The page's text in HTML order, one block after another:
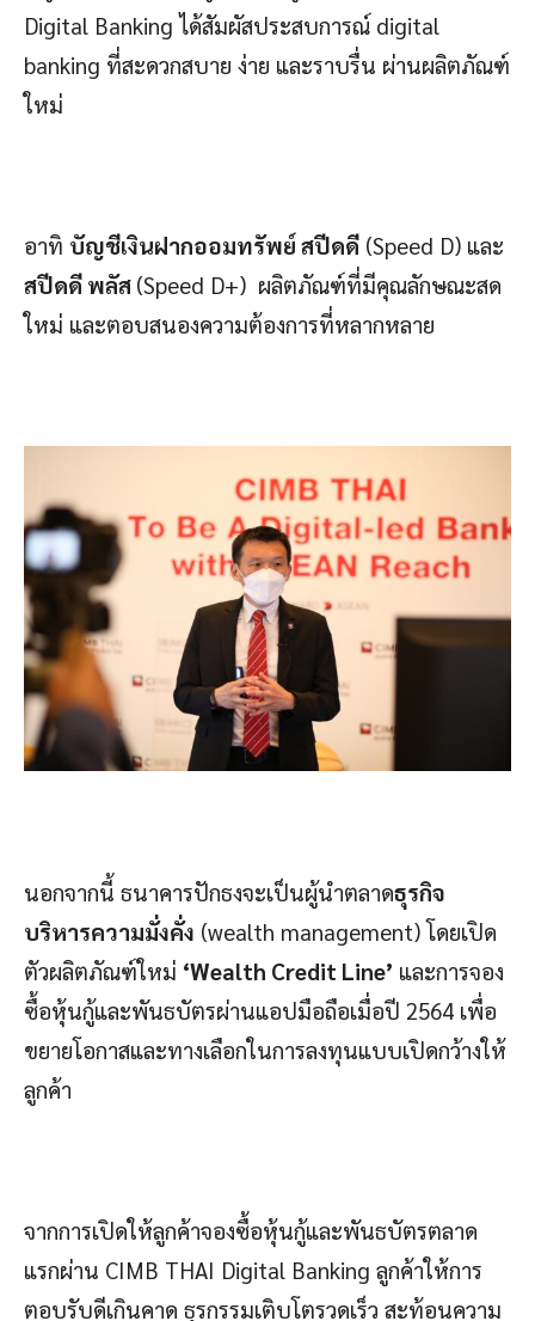
Digital Banking ได้สัมผัสประสบการณ์ digital
banking ที่สะดวกสบาย ง่าย และราบรื่น ผ่านผลิตภัณฑ์
ใหม่
อาทิ บัญชีเงินฝากออมทรัพย์ สปีดดี (Speed D) และ
สปีดดี พลัส (Speed D+) ผลิตภัณฑ์ที่มีคุณลักษณะสด
ใหม่ และตอบสนองความต้องการที่หลากหลาย
นอกจากนี้ ธนาคารปักธงจะเป็นผู้นำตลาดธุรกิจ
บริหารความมั่งคั่ง (wealth management) โดยเปิด
ตัวผลิตภัณฑ์ใหม่ ‘Wealth Credit Line’ และการจอง
ซื้อหุ้นกู้และพันธบัตรผ่านแอปมือถือเมื่อปี 2564 เพื่อ
ขยายโอกาสและทางเลือกในการลงทุนแบบเปิดกว้างให้
ลูกค้า
จากการเปิดให้ลูกค้าจองซื้อหุ้นกู้และพันธบัตรตลาด
แรกผ่าน CIMB THAI Digital Banking ลูกค้าให้การ
ตอบรับดีเกินคาด ธุรกรรมเติบโตรวดเร็ว สะท้อนความ